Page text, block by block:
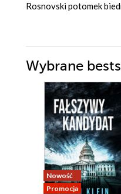
Rosnovski potomek
Wybrane
Nowość
Promocja